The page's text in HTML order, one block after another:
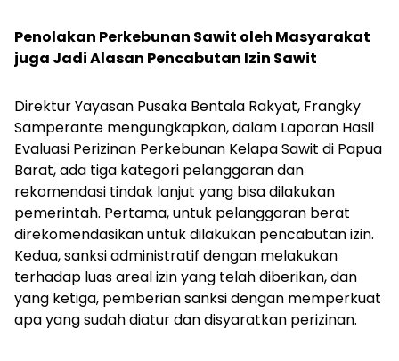
Penolakan Perkebunan Sawit oleh Masyarakat
juga Jadi Alasan Pencabutan Izin Sawit
Direktur Yayasan Pusaka Bentala Rakyat, Frangky
Samperante mengungkapkan, dalam Laporan Hasil
Evaluasi Perizinan Perkebunan Kelapa Sawit di Papua
Barat, ada tiga kategori pelanggaran dan
rekomendasi tindak lanjut yang bisa dilakukan
pemerintah. Pertama, untuk pelanggaran berat
direkomendasikan untuk dilakukan pencabutan izin.
Kedua, sanksi administratif dengan melakukan
terhadap luas areal izin yang telah diberikan, dan
yang ketiga, pemberian sanksi dengan memperkuat
apa yang sudah diatur dan disyaratkan perizinan.